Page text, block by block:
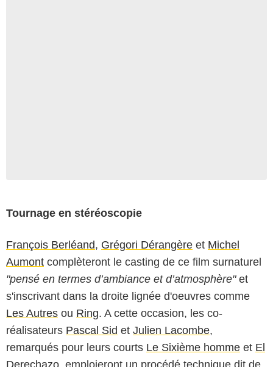
Tournage en stéréoscopie
François Berléand, Grégori Dérangère et Michel
Aumont complèteront le casting de ce film surnaturel
"pensé en termes d’ambiance et d’atmosphère"et
s'inscrivant dans la droite lignée d'oeuvres comme
Les Autres ou Ring. A cette occasion, les co-
réalisateurs Pascal Sid et Julien Lacombe,
remarqués pour leurs courts Le Sixième homme et El
Derechazo , emploieront un procédé technique dit de